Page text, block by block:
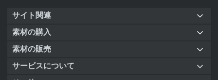
サイト関連
素材の購入
素材の販売
サービスについて